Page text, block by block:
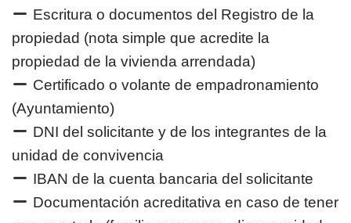
Escritura o documentos del Registro de la
propiedad (nota simple que acredite la
propiedad de la vivienda arrendada)
Certificado o volante de empadronamiento
(Ayuntamiento)
DNI del solicitante y de los integrantes de la
unidad de convivencia
IBAN de la cuenta bancaria del solicitante
Documentación acreditativa en caso de tener